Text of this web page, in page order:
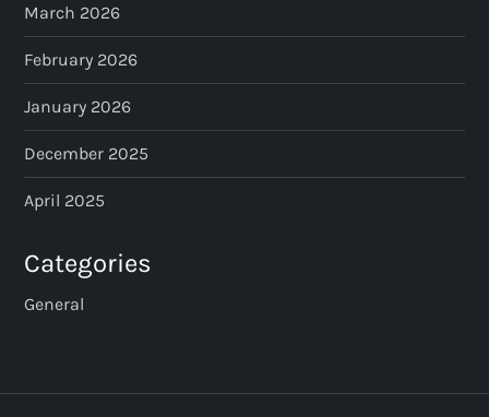
March 2026
February 2026
January 2026
December 2025
April 2025
Categories
General